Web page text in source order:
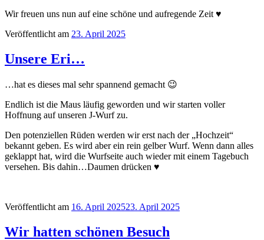
Wir freuen uns nun auf eine schöne und aufregende Zeit ♥
Veröffentlicht am 23. April 2025
Unsere Eri…
…hat es dieses mal sehr spannend gemacht 😉
Endlich ist die Maus läufig geworden und wir starten voller
Hoffnung auf unseren J-Wurf zu.
Den potenziellen Rüden werden wir erst nach der „Hochzeit“
bekannt geben. Es wird aber ein rein gelber Wurf. Wenn dann alles
geklappt hat, wird die Wurfseite auch wieder mit einem Tagebuch
versehen. Bis dahin…Daumen drücken ♥
Veröffentlicht am 16. April 202523. April 2025
Wir hatten schönen Besuch